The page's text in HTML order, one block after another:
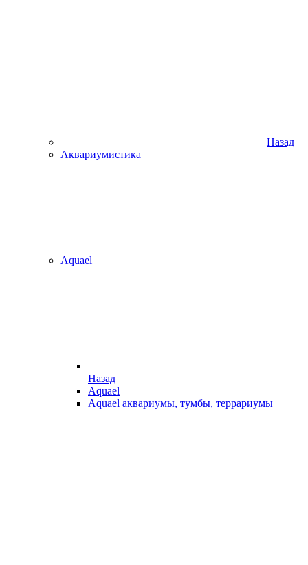
Назад
Аквариумистика
Aquael
Назад
Aquael
Aquael аквариумы, тумбы, террариумы